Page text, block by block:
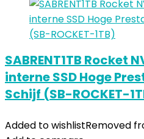
SABRENT1TB Rocket
interne SSD Hoge
Schijf (SB-ROCKET-
Added to wishlistRemoved